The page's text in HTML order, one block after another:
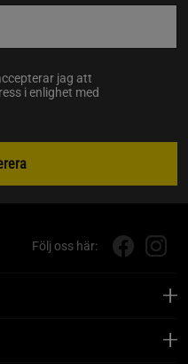
jag att
i enlighet med
Följ oss här: